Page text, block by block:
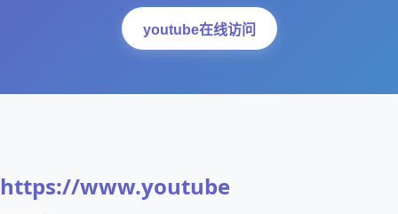
youtube在线访问
https://www.youtube